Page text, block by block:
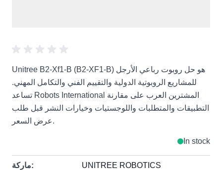
Unitree B2-Xf1-B (B2-XF1-B) هو حل روبوت رباعي الأرجل
للمشاريع الروبوتية الدولية والتقييم الفني والتكامل المهني.
تساعد Robots International المشترين العرب على مقارنة
التطبيقات والمتطلبات واللوجستيات وخيارات النشر قبل طلب
عرض السعر.
In stock
ماركة: UNITREE ROBOTICS